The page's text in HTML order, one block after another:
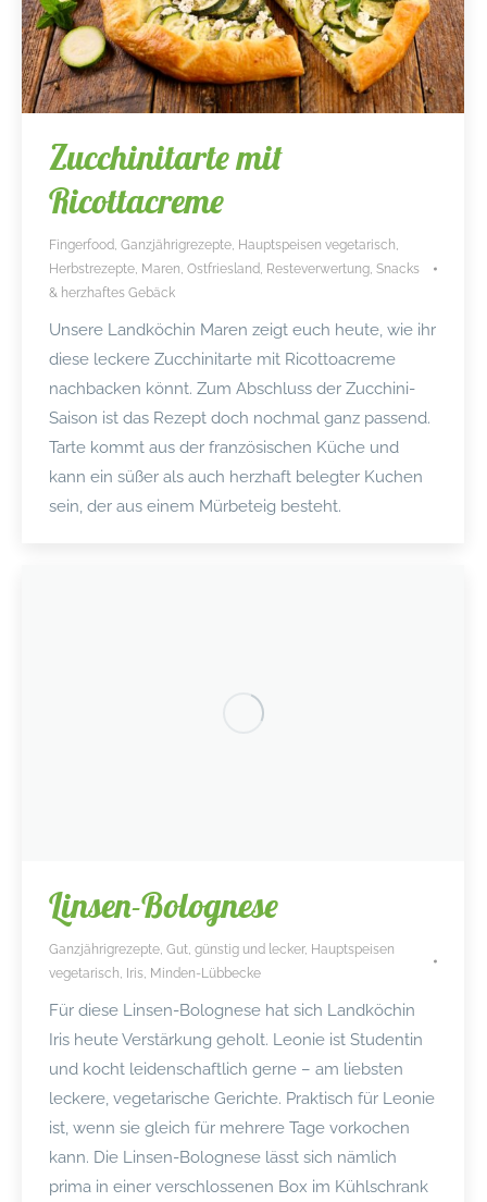
Zucchinitarte mit
Ricottacreme
Fingerfood Ganzjährigrezepte Hauptspeisen vegetarisch
Herbstrezepte Maren Ostfriesland Resteverwertung Snacks
& herzhaftes Gebäck
Unsere Landköchin Maren zeigt euch heute, wie ihr
diese leckere Zucchinitarte mit Ricottoacreme
nachbacken könnt. Zum Abschluss der Zucchini-
Saison ist das Rezept doch nochmal ganz passend.
Tarte kommt aus der französischen Küche und
kann ein süßer als auch herzhaft belegter Kuchen
sein, der aus einem Mürbeteig besteht.
Linsen-Bolognese
Ganzjährigrezepte Gut, günstig und lecker, Hauptspeisen
vegetarisch Iris Minden-Lübbecke
Für diese Linsen-Bolognese hat sich Landköchin
Iris heute Verstärkung geholt. Leonie ist Studentin
und kocht leidenschaftlich gerne – am liebsten
leckere, vegetarische Gerichte. Praktisch für Leonie
ist, wenn sie gleich für mehrere Tage vorkochen
kann. Die Linsen-Bolognese lässt sich nämlich
prima in einer verschlossenen Box im Kühlschrank